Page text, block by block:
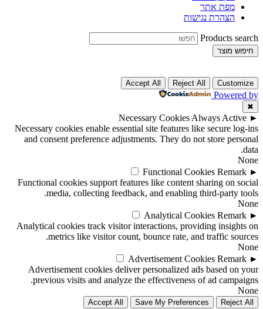
מפת אתר
הצהרת נגישות
Products search
חיפוש מוצר
Customize
Reject All
Accept All
Powered by
✖
►
Necessary Cookies Always Active
Necessary cookies enable essential site features like secure log-ins
and consent preference adjustments. They do not store personal
data.
None
►
Functional Cookies Remark
Functional cookies support features like content sharing on social
media, collecting feedback, and enabling third-party tools.
None
►
Analytical Cookies Remark
Analytical cookies track visitor interactions, providing insights on
metrics like visitor count, bounce rate, and traffic sources.
None
►
Advertisement Cookies Remark
Advertisement cookies deliver personalized ads based on your
previous visits and analyze the effectiveness of ad campaigns.
None
Reject All
Save My Preferences
Accept All